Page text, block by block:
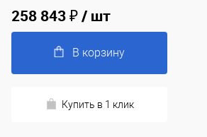
258 843 ₽/ шт
В корзину
Купить в 1 клик